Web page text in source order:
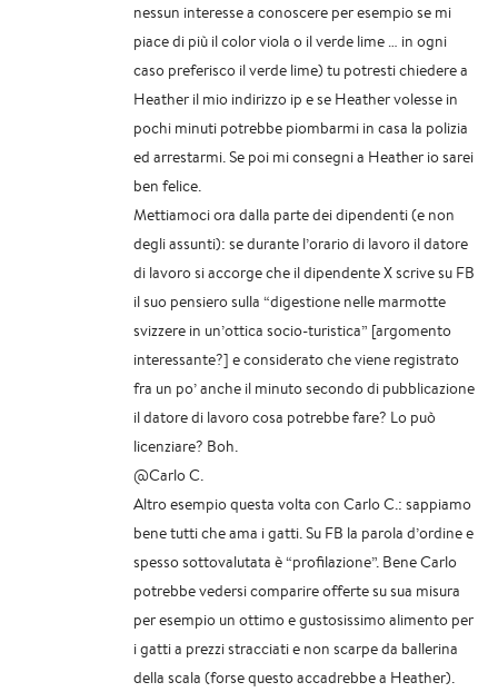
nessun interesse a conoscere per esempio se mi
piace di più il color viola o il verde lime … in ogni
caso preferisco il verde lime) tu potresti chiedere a
Heather il mio indirizzo ip e se Heather volesse in
pochi minuti potrebbe piombarmi in casa la polizia
ed arrestarmi. Se poi mi consegni a Heather io sarei
ben felice.
Mettiamoci ora dalla parte dei dipendenti (e non
degli assunti): se durante l’orario di lavoro il datore
di lavoro si accorge che il dipendente X scrive su FB
il suo pensiero sulla “digestione nelle marmotte
svizzere in un’ottica socio-turistica” [argomento
interessante?] e considerato che viene registrato
fra un po’ anche il minuto secondo di pubblicazione
il datore di lavoro cosa potrebbe fare? Lo può
licenziare? Boh.
@Carlo C.
Altro esempio questa volta con Carlo C.: sappiamo
bene tutti che ama i gatti. Su FB la parola d’ordine e
spesso sottovalutata è “profilazione”. Bene Carlo
potrebbe vedersi comparire offerte su sua misura
per esempio un ottimo e gustosissimo alimento per
i gatti a prezzi stracciati e non scarpe da ballerina
della scala (forse questo accadrebbe a Heather).